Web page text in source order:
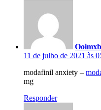
Ooimxb
11 de julho de 2021 às
modafinil anxiety –
mg
Responder